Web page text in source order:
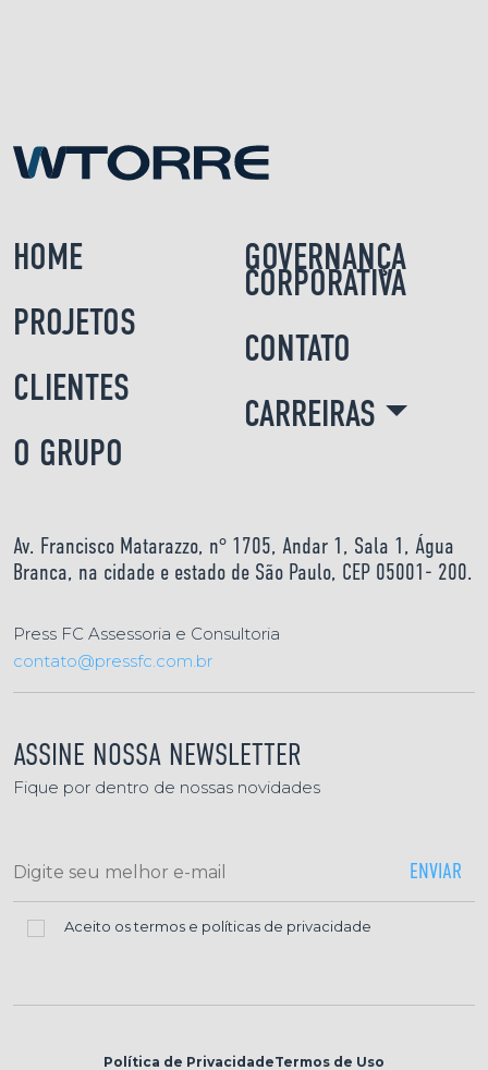
HOME
PROJETOS
CLIENTES
O GRUPO
GOVERNANÇA
CORPORATIVA
CONTATO
CARREIRAS
Av. Francisco Matarazzo, n° 1705, Andar 1, Sala 1, Água
Branca, na cidade e estado de São Paulo, CEP 05001- 200.
Press FC Assessoria e Consultoria
contato@pressfc.com.br
ASSINE NOSSA NEWSLETTER
Fique por dentro de nossas novidades
Aceito os termos e políticas de privacidade
Política de PrivacidadeTermos de Uso